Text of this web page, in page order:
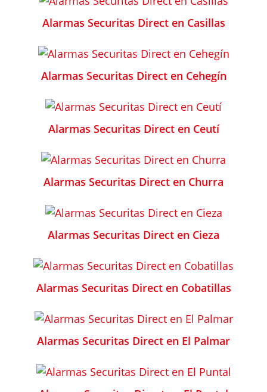
Alarmas Securitas Direct en Casillas
Alarmas Securitas Direct en Cehegín
Alarmas Securitas Direct en Ceutí
Alarmas Securitas Direct en Churra
Alarmas Securitas Direct en Cieza
Alarmas Securitas Direct en Cobatillas
Alarmas Securitas Direct en El Palmar